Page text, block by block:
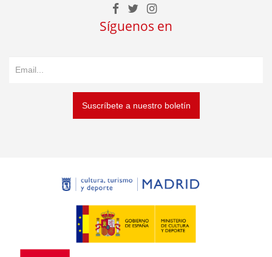
Síguenos en
Suscríbete a nuestro boletín